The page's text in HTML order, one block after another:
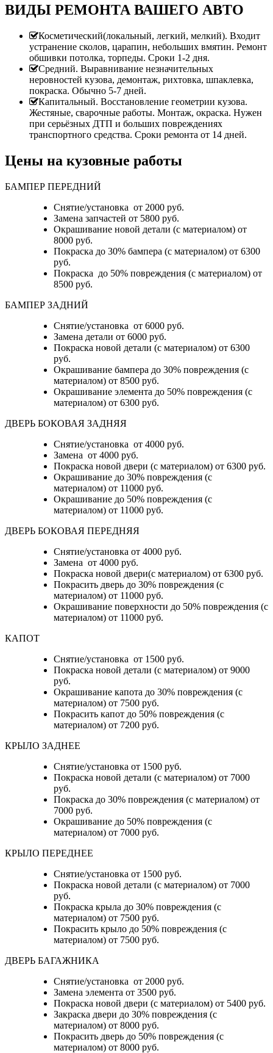
ВИДЫ РЕМОНТА ВАШЕГО АВТО
Косметический(локальный, легкий, мелкий). Входит
устранение сколов, царапин, небольших вмятин. Ремонт
обшивки потолка, торпеды. Сроки 1-2 дня.
Средний. Выравнивание незначительных
неровностей кузова, демонтаж, рихтовка, шпаклевка,
покраска. Обычно 5-7 дней.
Капитальный. Восстановление геометрии кузова.
Жестяные, сварочные работы. Монтаж, окраска. Нужен
при серьёзных ДТП и больших повреждениях
транспортного средства. Сроки ремонта от 14 дней.
Цены на кузовные работы
БАМПЕР ПЕРЕДНИЙ
Снятие/установка от 2000 руб.
Замена запчастей от 5800 руб.
Окрашивание новой детали (с материалом) от
8000 руб.
Покраска до 30% бампера (с материалом) от 6300
руб.
Покраска до 50% повреждения (с материалом) от
8500 руб.
БАМПЕР ЗАДНИЙ
Снятие/установка от 6000 руб.
Замена детали от 6000 руб.
Покраска новой детали (с материалом) от 6300
руб.
Окрашивание бампера до 30% повреждения (с
материалом) от 8500 руб.
Окрашивание элемента до 50% повреждения (с
материалом) от 6300 руб.
ДВЕРЬ БОКОВАЯ ЗАДНЯЯ
Снятие/установка от 4000 руб.
Замена от 4000 руб.
Покраска новой двери (с материалом) от 6300 руб.
Окрашивание до 30% повреждения (с
материалом) от 11000 руб.
Окрашивание до 50% повреждения (с
материалом) от 11000 руб.
ДВЕРЬ БОКОВАЯ ПЕРЕДНЯЯ
Снятие/установка от 4000 руб.
Замена от 4000 руб.
Покраска новой двери(с материалом) от 6300 руб.
Покрасить дверь до 30% повреждения (с
материалом) от 11000 руб.
Окрашивание поверхности до 50% повреждения (с
материалом) от 11000 руб.
КАПОТ
Снятие/установка от 1500 руб.
Покраска новой детали (с материалом) от 9000
руб.
Окрашивание капота до 30% повреждения (с
материалом) от 7500 руб.
Покрасить капот до 50% повреждения (с
материалом) от 7200 руб.
КРЫЛО ЗАДНЕЕ
Снятие/установка от 1500 руб.
Покраска новой детали (с материалом) от 7000
руб.
Покраска до 30% повреждения (с материалом) от
7000 руб.
Окрашивание до 50% повреждения (с
материалом) от 7000 руб.
КРЫЛО ПЕРЕДНЕЕ
Снятие/установка от 1500 руб.
Покраска новой детали (с материалом) от 7000
руб.
Покраска крыла до 30% повреждения (с
материалом) от 7500 руб.
Покрасить крыло до 50% повреждения (с
материалом) от 7500 руб.
ДВЕРЬ БАГАЖНИКА
Снятие/установка от 2000 руб.
Замена элемента от 3500 руб.
Покраска новой двери (с материалом) от 5400 руб.
Закраска двери до 30% повреждения (с
материалом) от 8000 руб.
Покрасить дверь до 50% повреждения (с
материалом) от 8000 руб.